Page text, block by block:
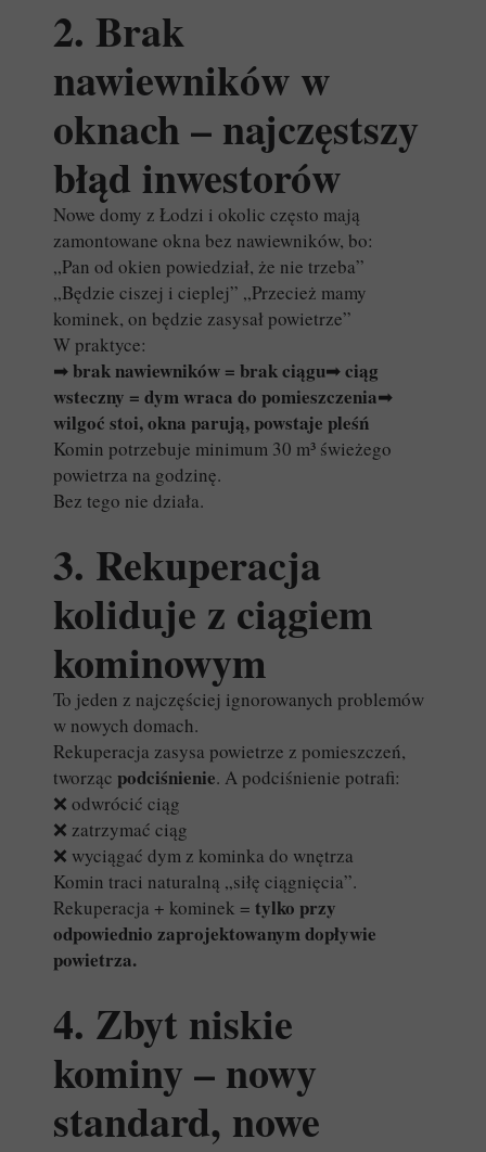
2. Brak
nawiewników w
oknach – najczęstszy
błąd inwestorów
Nowe domy z Łodzi i okolic często mają
zamontowane okna bez nawiewników, bo:
„Pan od okien powiedział, że nie trzeba”
„Będzie ciszej i cieplej” „Przecież mamy
kominek, on będzie zasysał powietrze”
W praktyce:
➡brak nawiewników = brak ciągu➡ciąg
wsteczny = dym wraca do pomieszczenia➡
wilgoć stoi, okna parują, powstaje pleśń
Komin potrzebuje minimum 30 m³ świeżego
powietrza na godzinę.
Bez tego nie działa.
3. Rekuperacja
koliduje z ciągiem
kominowym
To jeden z najczęściej ignorowanych problemów
w nowych domach.
Rekuperacja zasysa powietrze z pomieszczeń,
tworząc podciśnienie. A podciśnienie potrafi:
❌ odwrócić ciąg
❌ zatrzymać ciąg
❌ wyciągać dym z kominka do wnętrza
Komin traci naturalną „siłę ciągnięcia”.
Rekuperacja + kominek = tylko przy
odpowiednio zaprojektowanym dopływie
powietrza.
4. Zbyt niskie
kominy – nowy
standard, nowe